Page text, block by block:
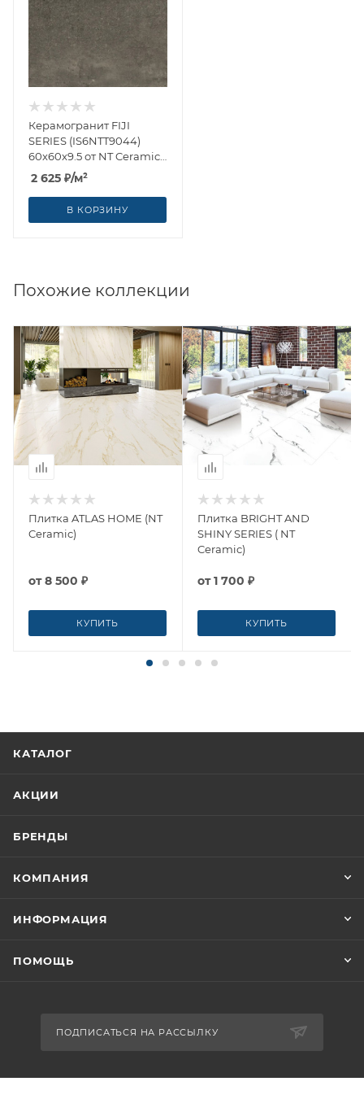
Керамогранит FIJI
SERIES (IS6NTT9044)
60x60x9.5 от NT Ceramic
(Китай)
2 625 ₽/м²
В КОРЗИНУ
Похожие коллекции
Плитка ATLAS HOME (NT
Ceramic)
от8 500 ₽
КУПИТЬ
Плитка BRIGHT AND
SHINY SERIES ( NT
Ceramic)
от1 700 ₽
КУПИТЬ
КАТАЛОГ
АКЦИИ
БРЕНДЫ
КОМПАНИЯ
ИНФОРМАЦИЯ
ПОМОЩЬ
ПОДПИСАТЬСЯ НА РАССЫЛКУ